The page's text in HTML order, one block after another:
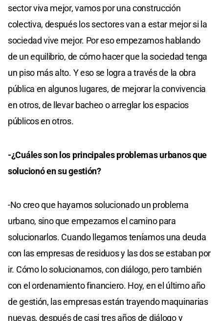
sector viva mejor, vamos por una construcción
colectiva, después los sectores van a estar mejor si la
sociedad vive mejor. Por eso empezamos hablando
de un equilibrio, de cómo hacer que la sociedad tenga
un piso más alto. Y eso se logra a través de la obra
pública en algunos lugares, de mejorar la convivencia
en otros, de llevar bacheo o arreglar los espacios
públicos en otros.
-¿Cuáles son los principales problemas urbanos que
solucionó en su gestión?
-No creo que hayamos solucionado un problema
urbano, sino que empezamos el camino para
solucionarlos. Cuando llegamos teníamos una deuda
con las empresas de residuos y las dos se estaban por
ir. Cómo lo solucionamos, con diálogo, pero también
con el ordenamiento financiero. Hoy, en el último año
de gestión, las empresas están trayendo maquinarias
nuevas, después de casi tres años de diálogo y